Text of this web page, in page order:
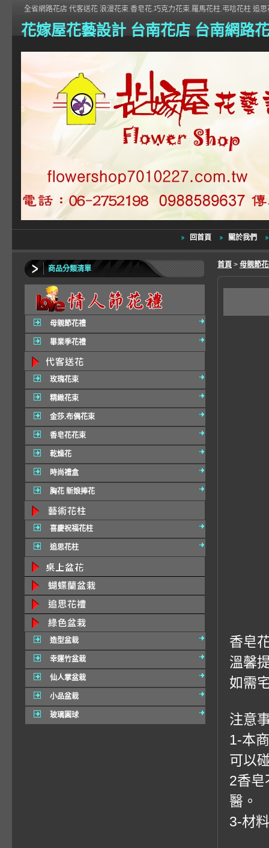
花嫁屋花藝設計 台南花店 台南網路
全省網路花店 代客送花 浪漫花束.香皂花.巧克力花束.羅馬花柱.弔唁花柱 追
回首頁 關於我們
商品分類清單
母親節花禮
畢業季花禮
玫瑰花束
精緻花束
金莎.布偶花束
香皂花花束
乾燥花
時尚禮盒
胸花 新娘捧花
喜慶祝福花柱
追思花柱
造型盆栽
幸運竹盆栽
仙人掌盆栽
小品盆栽
玻璃圓球
首頁 > 母親節
香皂
溫馨
如需
注意
1-本
可以
2香皂
醫。
3-材